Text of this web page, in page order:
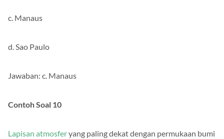
c. Manaus
d. Sao Paulo
Jawaban: c. Manaus
Contoh Soal 10
Lapisan atmosferyang paling dekat dengan permukaan bumi